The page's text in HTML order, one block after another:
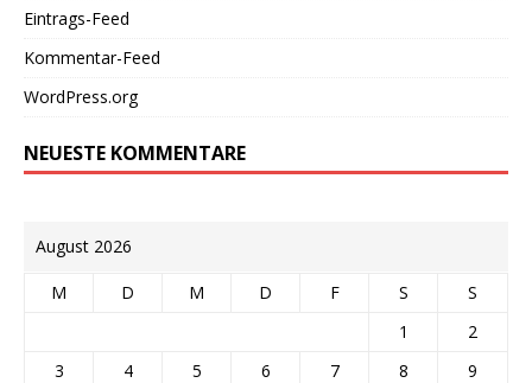
Eintrags-Feed
Kommentar-Feed
WordPress.org
NEUESTE KOMMENTARE
August 2026
M D M D F S
S
1
2
3
4 5 6 7 8
9